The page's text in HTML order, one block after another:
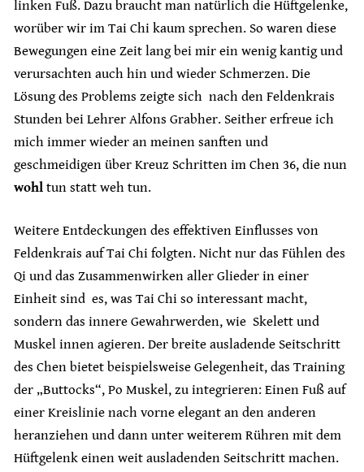
linken Fuß. Dazu braucht man natürlich die Hüftgelenke,
worüber wir im Tai Chi kaum sprechen. So waren diese
Bewegungen eine Zeit lang bei mir ein wenig kantig und
verursachten auch hin und wieder Schmerzen. Die
Lösung des Problems zeigte sich nach den Feldenkrais
Stunden bei Lehrer Alfons Grabher. Seither erfreue ich
mich immer wieder an meinen sanften und
geschmeidigen über Kreuz Schritten im Chen 36, die nun
wohl tun statt weh tun.
Weitere Entdeckungen des effektiven Einflusses von
Feldenkrais auf Tai Chi folgten. Nicht nur das Fühlen des
Qi und das Zusammenwirken aller Glieder in einer
Einheit sind es, was Tai Chi so interessant macht,
sondern das innere Gewahrwerden, wie Skelett und
Muskel innen agieren. Der breite ausladende Seitschritt
des Chen bietet beispielsweise Gelegenheit, das Training
der „Buttocks“, Po Muskel, zu integrieren: Einen Fuß auf
einer Kreislinie nach vorne elegant an den anderen
heranziehen und dann unter weiterem Rühren mit dem
Hüftgelenk einen weit ausladenden Seitschritt machen.